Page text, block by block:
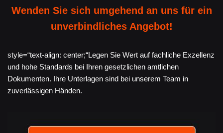
Wenden Sie sich umgehend an uns für ein
unverbindliches Angebot!
style=“text-align: center;“Legen Sie Wert auf fachliche Exzellenz
und hohe Standards bei Ihren gesetzlichen amtlichen
Dokumenten. Ihre Unterlagen sind bei unserem Team in
zuverlässigen Händen.